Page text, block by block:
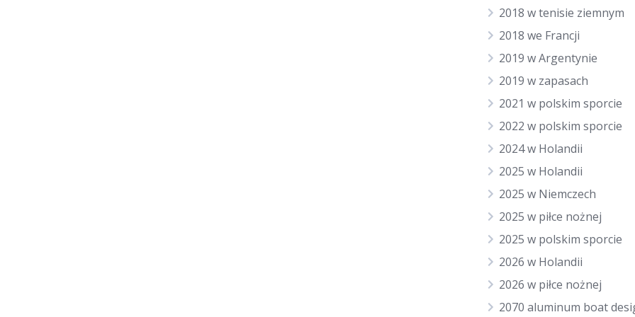
2018 w tenisie ziemnym
2018 we Francji
2019 w Argentynie
2019 w zapasach
2021 w polskim sporcie
2022 w polskim sporcie
2024 w Holandii
2025 w Holandii
2025 w Niemczech
2025 w piłce nożnej
2025 w polskim sporcie
2026 w Holandii
2026 w piłce nożnej
2070 aluminum boat